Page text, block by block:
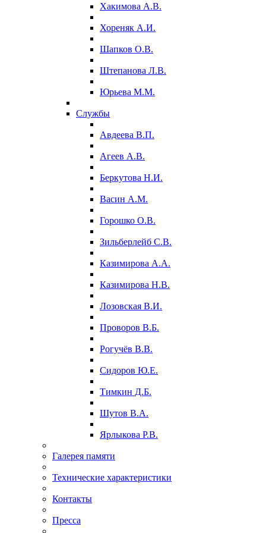
Хакимова А.В.
Хореняк А.И.
Шапков О.В.
Штепанова Л.В.
Юрьева М.М.
Службы
Авдеева В.П.
Агеев А.В.
Беркутова Н.И.
Васин А.М.
Горошко О.В.
Зильберлейб С.В.
Казимирова А.А.
Казимирова Н.В.
Лозовская В.И.
Проворов В.Б.
Рогучёв В.В.
Сидоров Ю.Е.
Тимкин Д.Б.
Шутов В.А.
Ярлыкова Р.В.
Галерея памяти
Технические характеристики
Контакты
Пресса